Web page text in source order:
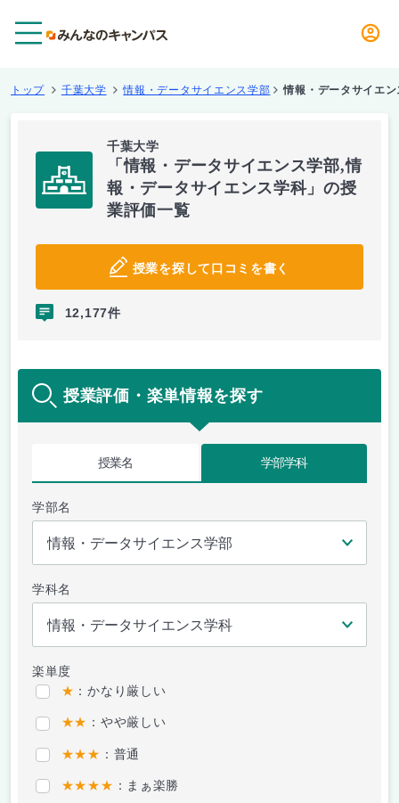
トップ 千葉大学 情報・データサイエンス学部 情報・データサイエ
千葉大学
「情報・データサイエンス学部,情
報・データサイエンス学科」の授
業評価一覧
授業を探して口コミを書く
12,177件
授業評価・楽単情報を探す
授業名 学部学科
学部名
学科名
楽単度
★ ：かなり厳しい
★★ ：やや厳しい
★★★ ：普通
★★★★ ：まぁ楽勝